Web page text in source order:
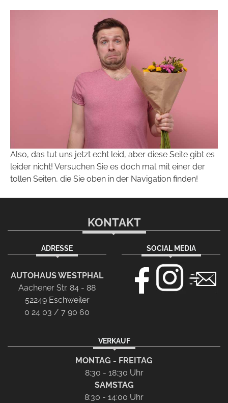
Also, das tut uns jetzt echt leid, aber diese Seite gibt es
leider nicht! Versuchen Sie es doch mal mit einer der
tollen Seiten, die Sie oben in der Navigation finden!
KONTAKT
ADRESSE
AUTOHAUS WESTPHAL
Aachener Str. 84 - 88
52249 Eschweiler
0 24 03 / 7 90 60
SOCIAL MEDIA
VERKAUF
MONTAG - FREITAG
8:30 - 18:30 Uhr
SAMSTAG
8:30 - 14:00 Uhr